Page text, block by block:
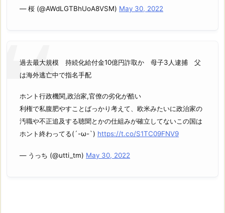
— 桜 (@AWdLGTBhUoA8VSM) May 30, 2022
過去最大規模 持続化給付金10億円詐取か 母子3人逮捕 父
は海外逃亡中で指名手配
ホント行政機関,政治家,官僚の劣化が酷い
利権で私腹肥やすことばっかり考えて、欧米みたいに政治家の
汚職や不正追及する聴聞とかの仕組みが確立してないこの国は
ホント終わってる(´-ω-`) https://t.co/S1TC09FNV9
— うっち (@utti_tm) May 30, 2022